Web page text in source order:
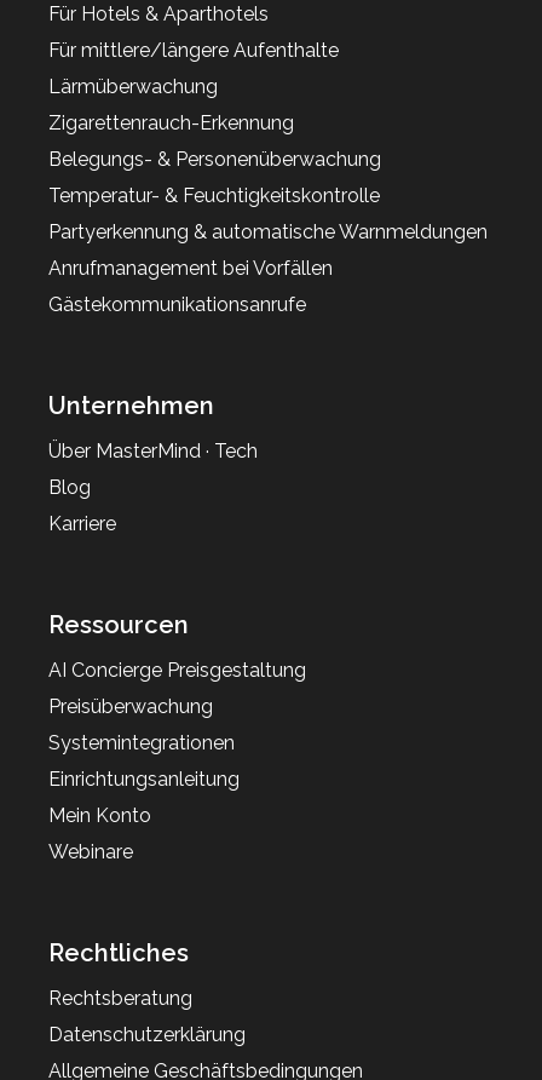
Für Hotels & Aparthotels
Für mittlere/längere Aufenthalte
Lärmüberwachung
Zigarettenrauch-Erkennung
Belegungs- & Personenüberwachung
Temperatur- & Feuchtigkeitskontrolle
Partyerkennung & automatische Warnmeldungen
Anrufmanagement bei Vorfällen
Gästekommunikationsanrufe
Unternehmen
Über MasterMind · Tech
Blog
Karriere
Ressourcen
AI Concierge Preisgestaltung
Preisüberwachung
Systemintegrationen
Einrichtungsanleitung
Mein Konto
Webinare
Rechtliches
Rechtsberatung
Datenschutzerklärung
Allgemeine Geschäftsbedingungen